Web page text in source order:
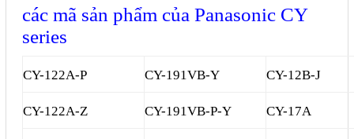
các mã sản phẩm của Panasonic CY
series
CY-122A-P CY-191VB-Y CY-12B-J
CY-122A-Z CY-191VB-P-Y CY-17A
Sửa chữa biến tần
Sửa chữa màn hình HMI
Sửa Bộ điều khiển Servo, Bộ